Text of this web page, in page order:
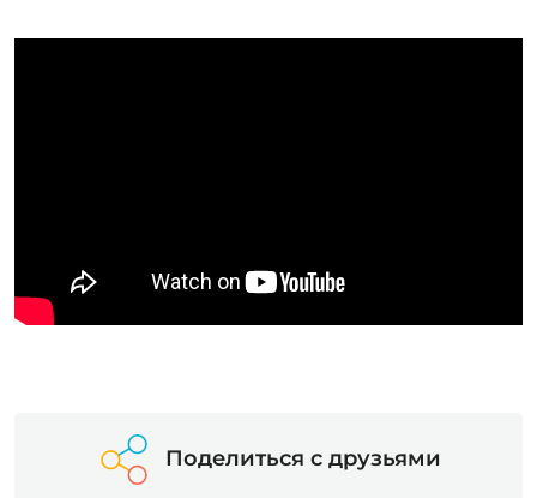
Поделиться с друзьями